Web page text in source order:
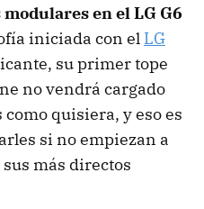
en el LG G6
iniciada con el LG
su primer tope
no vendrá cargado
quisiera, y eso es
si no empiezan a
más directos